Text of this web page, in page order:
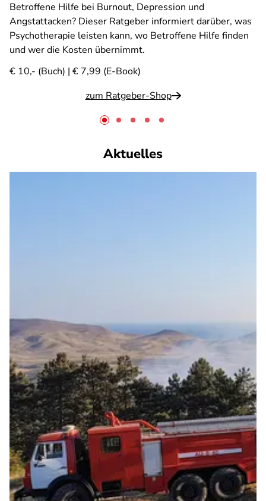
Betroffene Hilfe bei Burnout, Depression und
Angstattacken? Dieser Ratgeber informiert darüber, was
Psychotherapie leisten kann, wo Betroffene Hilfe finden
und wer die Kosten übernimmt.
€ 10,- (Buch) | € 7,99 (E-Book)
zum Ratgeber-Shop
Aktuelles